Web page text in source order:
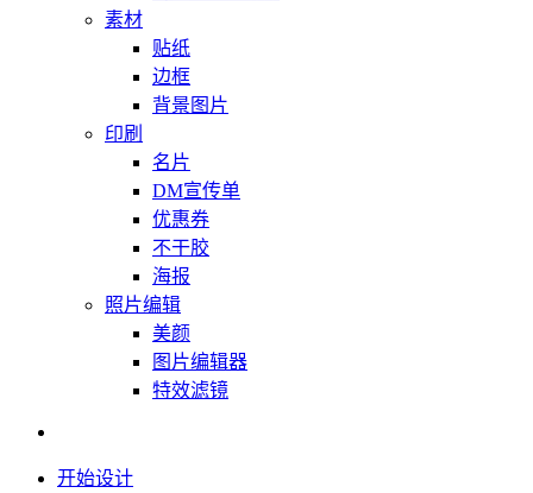
素材
贴纸
边框
背景图片
印刷
名片
DM宣传单
优惠券
不干胶
海报
照片编辑
美颜
图片编辑器
特效滤镜
开始设计